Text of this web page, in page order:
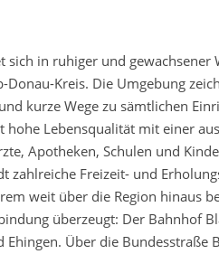
sich in ruhiger und
Donau-Kreis. Die Umgebung
kurze Wege zu sämtlichen
hohe Lebensqualität mit einer
Apotheken, Schulen und
zahlreiche Freizeit- und
weit über die Region hinaus
überzeugt: Der Bahnhof
Über die Bundesstraße